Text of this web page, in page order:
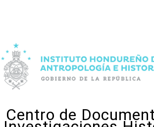
Centro de